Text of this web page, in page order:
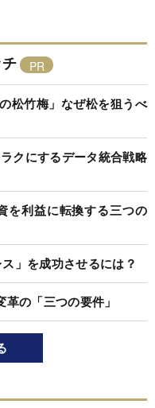
松竹梅」なぜ松を狙うべ
クにするデータ統合戦略
を利益に転換する三つの
」を成功させるには？
の「三つの要件」